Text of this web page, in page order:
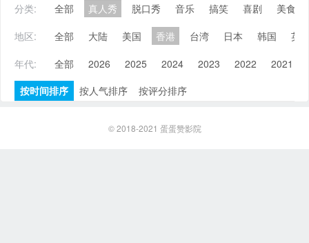
分类: 全部 真人秀 脱口秀 音乐 搞笑 喜剧
美食
地区:
全部 大陆 美国 香港 台湾 日本 韩国
英
年代:
全部 2026 2025 2024 2023 2022 2021
按时间排序
按人气排序 按评分排序
© 2018-2021 蛋蛋赞影院